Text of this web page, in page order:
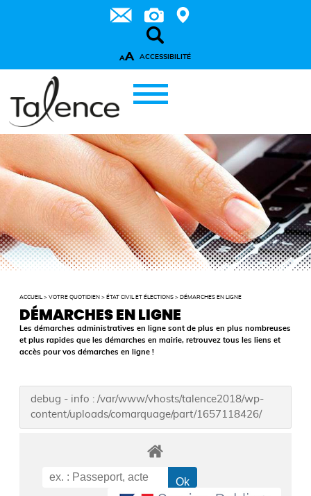
AA ACCESSIBILITÉ
ACCUEIL >VOTRE QUOTIDIEN > ÉTAT CIVIL ET ÉLECTIONS > DÉMARCHES EN LIGNE
DÉMARCHES EN LIGNE
Les démarches administratives en ligne sont de plus en plus nombreuses
et plus rapides que les démarches en mairie, retrouvez tous les liens et
accès pour vos démarches en ligne !
debug - info : /var/www/vhosts/talence2018/wp-
content/uploads/comarquage/part/1657118426/